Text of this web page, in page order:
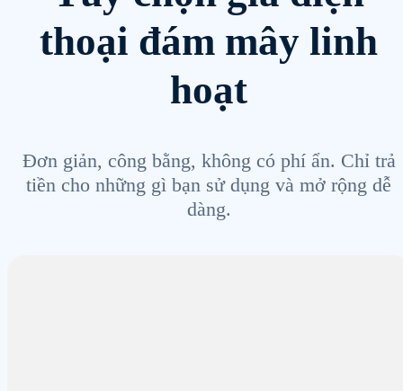
thoại đám mây linh
hoạt
Đơn giản, công bằng, không có phí ẩn. Chỉ trả
tiền cho những gì bạn sử dụng và mở rộng dễ
dàng.